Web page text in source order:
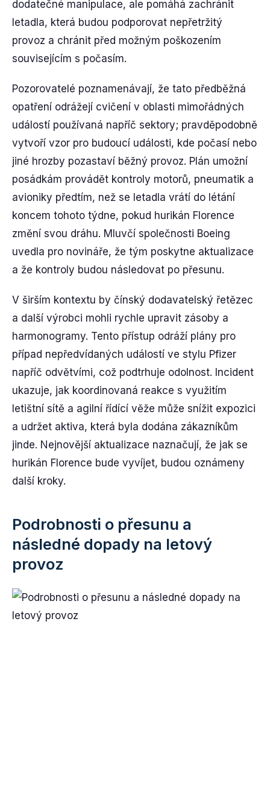
dodatečné manipulace, ale pomáhá zachránit
letadla, která budou podporovat nepřetržitý
provoz a chránit před možným poškozením
souvisejícím s počasím.
Pozorovatelé poznamenávají, že tato předběžná
opatření odrážejí cvičení v oblasti mimořádných
událostí používaná napříč sektory; pravděpodobně
vytvoří vzor pro budoucí události, kde počasí nebo
jiné hrozby pozastaví běžný provoz. Plán umožní
posádkám provádět kontroly motorů, pneumatik a
avioniky předtím, než se letadla vrátí do létání
koncem tohoto týdne, pokud hurikán Florence
změní svou dráhu. Mluvčí společnosti Boeing
uvedla pro novináře, že tým poskytne aktualizace
a že kontroly budou následovat po přesunu.
V širším kontextu by čínský dodavatelský řetězec
a další výrobci mohli rychle upravit zásoby a
harmonogramy. Tento přístup odráží plány pro
případ nepředvídaných událostí ve stylu Pfizer
napříč odvětvími, což podtrhuje odolnost. Incident
ukazuje, jak koordinovaná reakce s využitím
letištní sítě a agilní řídící věže může snížit expozici
a udržet aktiva, která byla dodána zákazníkům
jinde. Nejnovější aktualizace naznačují, že jak se
hurikán Florence bude vyvíjet, budou oznámeny
další kroky.
Podrobnosti o přesunu a
následné dopady na letový
provoz